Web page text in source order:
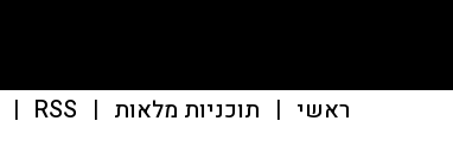
ראשי | תוכניות מלאות |
RSS
|